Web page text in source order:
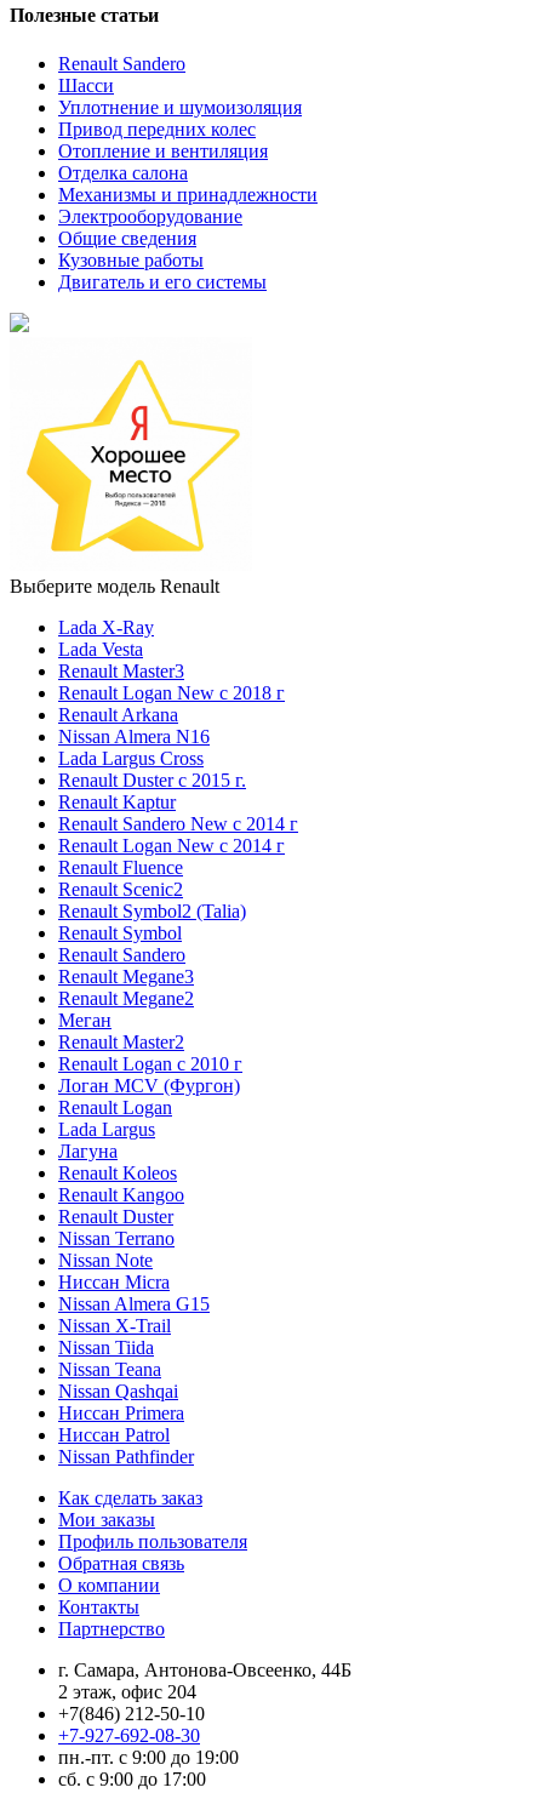
Полезные статьи
Renault Sandero
Шасси
Уплотнение и шумоизоляция
Привод передних колес
Отопление и вентиляция
Отделка салона
Механизмы и принадлежности
Электрооборудование
Общие сведения
Кузовные работы
Двигатель и его системы
Выберите модель Renault
Lada X-Ray
Lada Vesta
Renault Master3
Renault Logan New с 2018 г
Renault Arkana
Nissan Almera N16
Lada Largus Cross
Renault Duster с 2015 г.
Renault Kaptur
Renault Sandero New с 2014 г
Renault Logan New с 2014 г
Renault Fluence
Renault Scenic2
Renault Symbol2 (Talia)
Renault Symbol
Renault Sandero
Renault Megane3
Renault Megane2
Меган
Renault Master2
Renault Logan c 2010 г
Логан МСV (Фургон)
Renault Logan
Lada Largus
Лагуна
Renault Koleos
Renault Kangoo
Renault Duster
Nissan Terrano
Nissan Note
Ниссан Micra
Nissan Almera G15
Nissan X-Trail
Nissan Tiida
Nissan Teana
Nissan Qashqai
Ниссан Primera
Ниссан Patrol
Nissan Pathfinder
Как сделать заказ
Мои заказы
Профиль пользователя
Обратная связь
О компании
Контакты
Партнерство
г. Самара, Антонова-Овсеенко, 44Б
2 этаж, офис 204
+7(846) 212-50-10
+7-927-692-08-30
пн.-пт. с 9:00 до 19:00
сб. с 9:00 до 17:00